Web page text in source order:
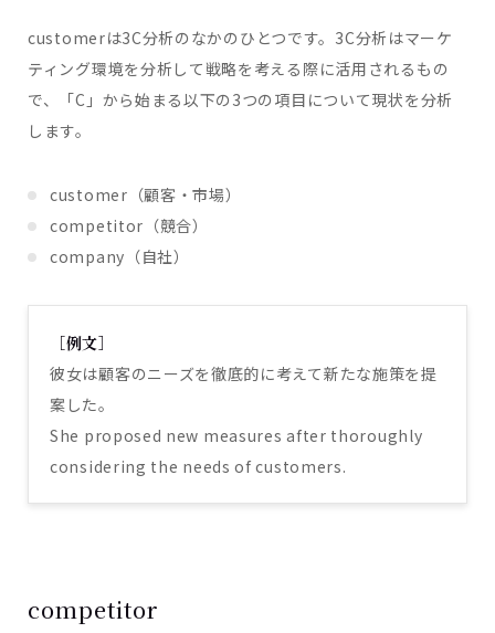
customerは3C分析のなかのひとつです。3C分析はマーケ
ティング環境を分析して戦略を考える際に活用されるもの
で、「C」から始まる以下の3つの項目について現状を分析
します。
customer（顧客・市場）
competitor（競合）
company（自社）
［例文］
彼女は顧客のニーズを徹底的に考えて新たな施策を提
案した。
She proposed new measures after thoroughly
considering the needs of customers.
competitor